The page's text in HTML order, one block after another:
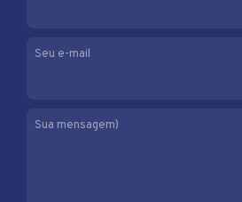
Seu e-mail
Sua mensagem)